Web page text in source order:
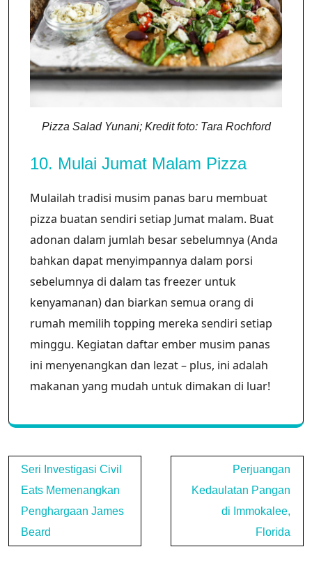
Pizza Salad Yunani; Kredit foto: Tara Rochford
10. Mulai Jumat Malam Pizza
Mulailah tradisi musim panas baru membuat
pizza buatan sendiri setiap Jumat malam. Buat
adonan dalam jumlah besar sebelumnya (Anda
bahkan dapat menyimpannya dalam porsi
sebelumnya di dalam tas freezer untuk
kenyamanan) dan biarkan semua orang di
rumah memilih topping mereka sendiri setiap
minggu. Kegiatan daftar ember musim panas
ini menyenangkan dan lezat – plus, ini adalah
makanan yang mudah untuk dimakan di luar!
Post
navigation
Seri Investigasi Civil
Eats Memenangkan
Penghargaan James
Beard
Perjuangan
Kedaulatan Pangan
di Immokalee,
Florida